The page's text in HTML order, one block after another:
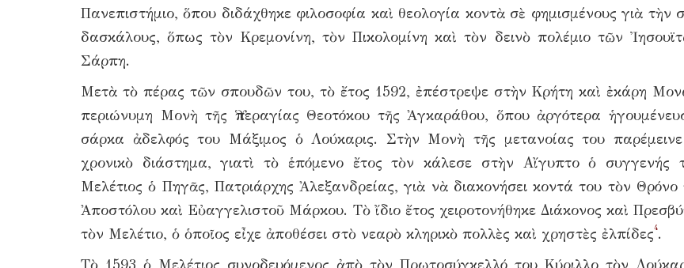
Πανεπιστήμιο, ὅπου διδάχθηκε φιλοσοφία καὶ θεολογία κοντὰ σὲ φημισμένους γιὰ τὴν
δασκάλους, ὅπως τὸν Κρεμονίνη, τὸν Πικολομίνη καὶ τὸν δεινὸ πολέμιο τῶν
Σάρπη.
Μετὰ τὸ πέρας τῶν σπουδῶν του, τὸ ἔτος 1592, ἐπέστρεψε στὴν Κρήτη καὶ ἐκάρη
περιώνυμη Μονὴ τῆς Ὑπεραγίας Θεοτόκου τῆς Ἀγκαράθου, ὅπου ἀργότερα
σάρκα ἀδελφός του Μάξιμος ὁ Λούκαρις. Στὴν Μονὴ τῆς μετανοίας του παρέμεινε
χρονικὸ διάστημα, γιατὶ τὸ ἑπόμενο ἔτος τὸν κάλεσε στὴν Αἴγυπτο ὁ συγγενής
Μελέτιος ὁ Πηγᾶς, Πατριάρχης Ἀλεξανδρείας, γιὰ νὰ διακονήσει κοντά του τὸν Θρόνο
Ἀποστόλου καὶ Εὐαγγελιστοῦ Μάρκου. Τὸ ἴδιο ἔτος χειροτονήθηκε Διάκονος καὶ
τὸν Μελέτιο, ὁ ὁποῖος εἶχε ἀποθέσει στὸ νεαρὸ κληρικὸ πολλὲς καὶ χρηστὲς ἐλπίδες4.